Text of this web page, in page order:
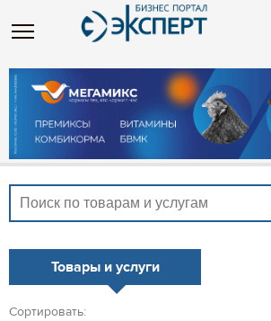
Товары и услуги
Сортировать: